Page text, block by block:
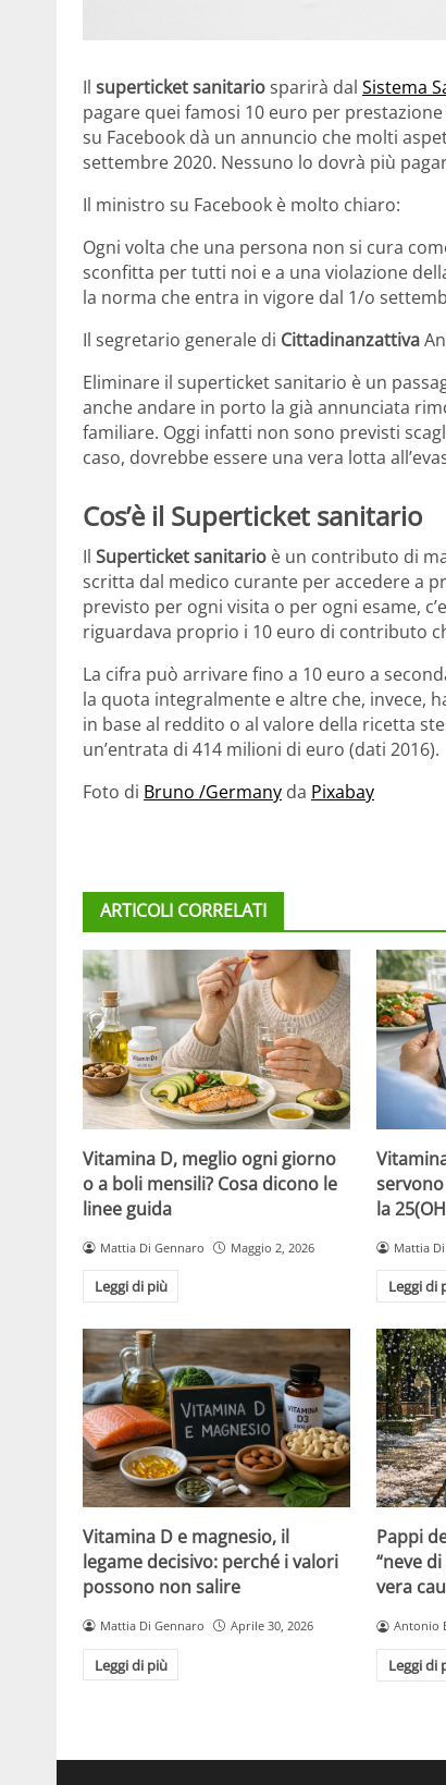
Il superticket sanitariosparirà dal Sistema
pagare quei famosi 10 euro per
su Facebook dà un annuncio che molti
settembre 2020. Nessuno lo dovrà più
Il ministro su Facebook è molto chiaro:
Ogni volta che una persona non si cura
sconfitta per tutti noi e a una violazione
la norma che entra in vigore dal 1/o
Il segretario generale di Cittadinanzattiva
Eliminare il superticket sanitario è un
anche andare in porto la già annunciata
familiare. Oggi infatti non sono previsti
caso, dovrebbe essere una vera lotta
Cos’è il Superticket sanitario
Il Superticket sanitario è un contributo di
scritta dal medico curante per accedere a
previsto per ogni visita o per ogni esame,
riguardava proprio i 10 euro di contributo
La cifra può arrivare fino a 10 euro a
la quota integralmente e altre che, invece,
in base al reddito o al valore della ricetta
un’entrata di 414 milioni di euro (dati 2016).
Foto di Bruno /Germany da Pixabay
ARTICOLI CORRELATI
Vitamina D, meglio ogni giorno
o a boli mensili? Cosa dicono le
linee guida
Mattia Di Gennaro Maggio 2, 2026
Leggi di più
la
Mattia
Leggi di
Vitamina D e magnesio, il
legame decisivo: perché i valori
possono non salire
Mattia Di Gennaro Aprile 30, 2026
Leggi di più
Pappi
“neve
vera
Antonio
Leggi di